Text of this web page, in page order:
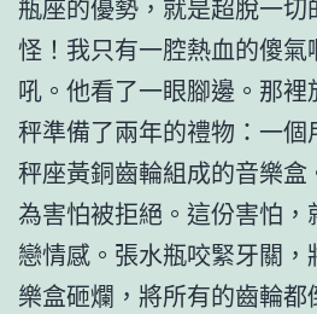
瓶座的優勢，就是超脫一
怪！我只有一腔熱血的傻
吼。他看了一眼腳邊。那
秤準備了兩年的禮物：一
秤座黃銅齒輪組成的音樂
為害怕被拒絕。這份害怕
戀情感。張水瓶咬緊牙關
樂盒砸爛，將所有的齒輪